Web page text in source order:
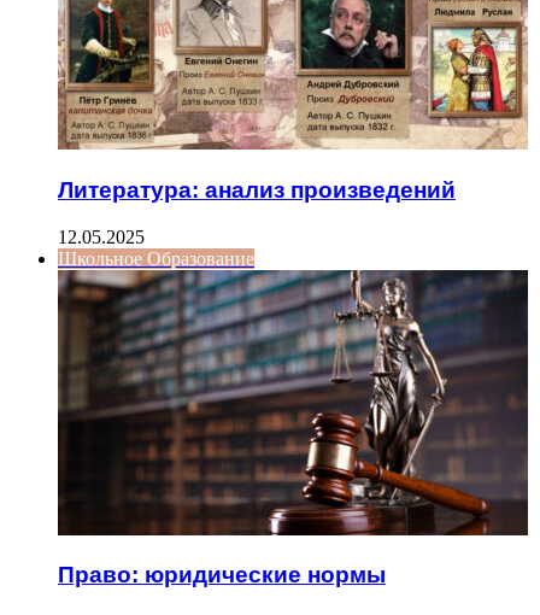
Литература: анализ произведений
12.05.2025
Школьное Образование
Право: юридические нормы